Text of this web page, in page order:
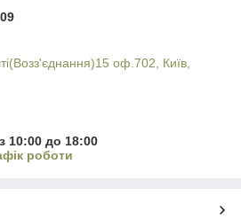
оф.702, Київ,
10:00 до 18:00
роботи